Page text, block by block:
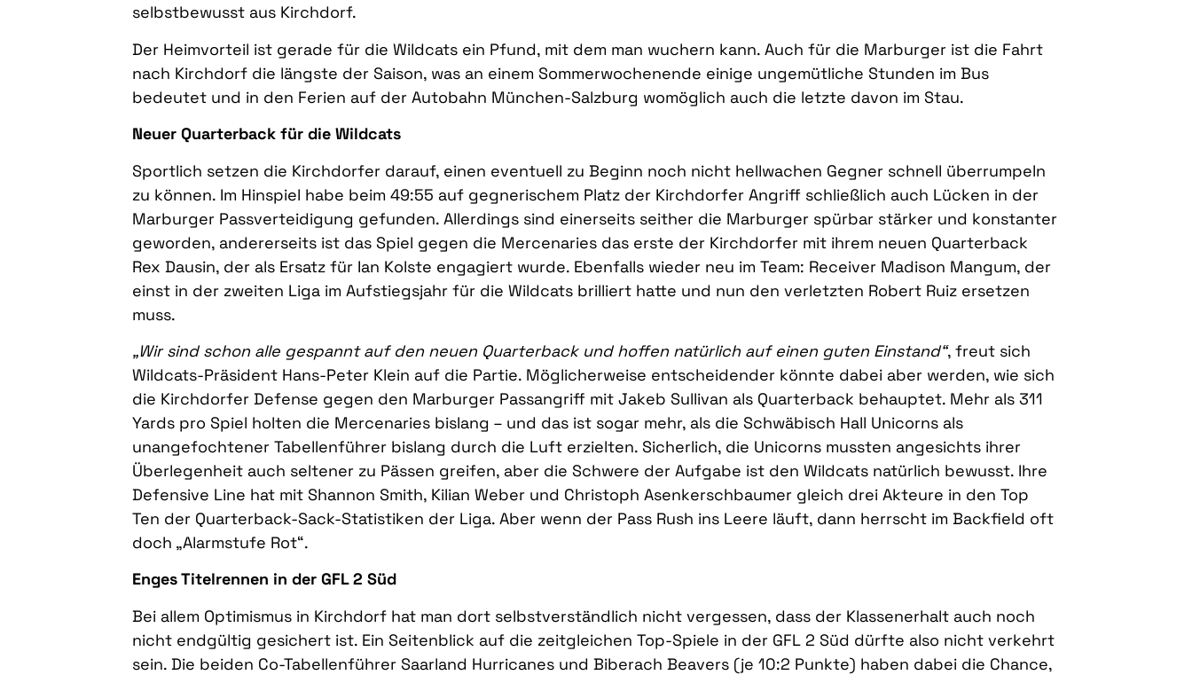
selbstbewusst aus Kirchdorf.
Der Heimvorteil ist gerade für die Wildcats ein Pfund, mit dem man wuchern kann. Auch für die Marburger ist die Fahrt
nach Kirchdorf die längste der Saison, was an einem Sommerwochenende einige ungemütliche Stunden im Bus
bedeutet und in den Ferien auf der Autobahn München-Salzburg womöglich auch die letzte davon im Stau.
Neuer Quarterback für die Wildcats
Sportlich setzen die Kirchdorfer darauf, einen eventuell zu Beginn noch nicht hellwachen Gegner schnell überrumpeln
zu können. Im Hinspiel habe beim 49:55 auf gegnerischem Platz der Kirchdorfer Angriff schließlich auch Lücken in der
Marburger Passverteidigung gefunden. Allerdings sind einerseits seither die Marburger spürbar stärker und konstanter
geworden, andererseits ist das Spiel gegen die Mercenaries das erste der Kirchdorfer mit ihrem neuen Quarterback
Rex Dausin, der als Ersatz für Ian Kolste engagiert wurde. Ebenfalls wieder neu im Team: Receiver Madison Mangum, der
einst in der zweiten Liga im Aufstiegsjahr für die Wildcats brilliert hatte und nun den verletzten Robert Ruiz ersetzen
muss.
„Wir sind schon alle gespannt auf den neuen Quarterback und hoffen natürlich auf einen guten Einstand“, freut sich
Wildcats-Präsident Hans-Peter Klein auf die Partie. Möglicherweise entscheidender könnte dabei aber werden, wie sich
die Kirchdorfer Defense gegen den Marburger Passangriff mit Jakeb Sullivan als Quarterback behauptet. Mehr als 311
Yards pro Spiel holten die Mercenaries bislang – und das ist sogar mehr, als die Schwäbisch Hall Unicorns als
unangefochtener Tabellenführer bislang durch die Luft erzielten. Sicherlich, die Unicorns mussten angesichts ihrer
Überlegenheit auch seltener zu Pässen greifen, aber die Schwere der Aufgabe ist den Wildcats natürlich bewusst. Ihre
Defensive Line hat mit Shannon Smith, Kilian Weber und Christoph Asenkerschbaumer gleich drei Akteure in den Top
Ten der Quarterback-Sack-Statistiken der Liga. Aber wenn der Pass Rush ins Leere läuft, dann herrscht im Backfield oft
doch „Alarmstufe Rot“.
Enges Titelrennen in der GFL 2 Süd
Bei allem Optimismus in Kirchdorf hat man dort selbstverständlich nicht vergessen, dass der Klassenerhalt auch noch
nicht endgültig gesichert ist. Ein Seitenblick auf die zeitgleichen Top-Spiele in der GFL 2 Süd dürfte also nicht verkehrt
sein. Die beiden Co-Tabellenführer Saarland Hurricanes und Biberach Beavers (je 10:2 Punkte) haben dabei die Chance,